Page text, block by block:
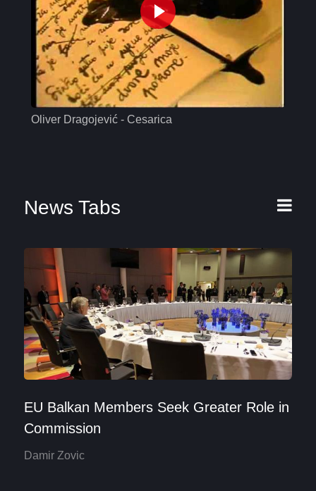
Oliver Dragojević - Cesarica
News Tabs
EU Balkan Members Seek Greater Role in
Commission
Damir Zovic